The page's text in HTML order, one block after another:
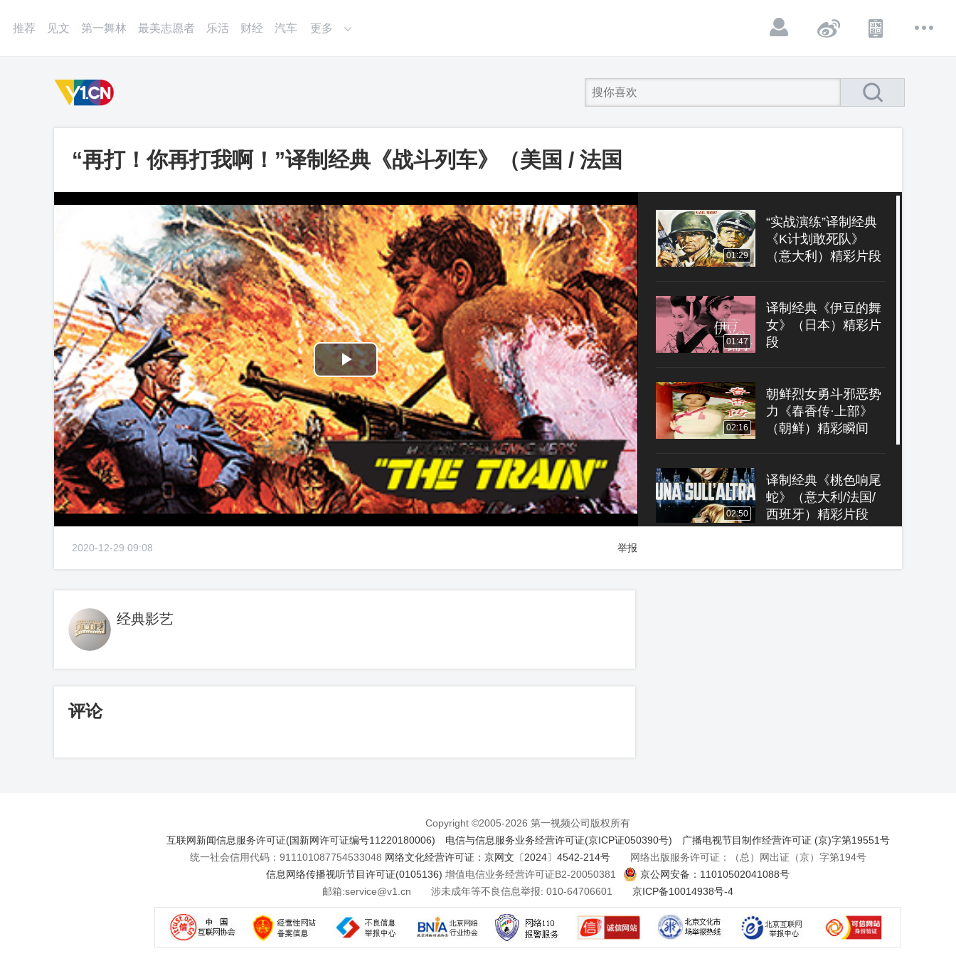
推荐 见文 第一舞林 最美志愿者 乐活 财经 汽车 更多
“再打！你再打我啊！”译制经典《战斗列车》（美国 / 法国
/ 意大利）精彩片段_第一视频
Play
Video
01:29
“实战演练”译制经典
《K计划敢死队》
（意大利）精彩片段
01:47
译制经典《伊豆的舞
女》（日本）精彩片
段
02:16
朝鲜烈女勇斗邪恶势
力《春香传·上部》
（朝鲜）精彩瞬间
02:50
译制经典《桃色响尾
蛇》（意大利/法国/
西班牙）精彩片段
“俾斯麦号一发入
2020-12-29 09:08 举报
经典影艺
评论
Copyright ©2005-2026 第一视频公司版权所有
互联网新闻信息服务许可证(国新网许可证编号11220180006)
电信与信息服务业务经营许可证(京ICP证050390号)
广播电视节目制作经营许可证 (京)字第19551号
统一社会信用代码：911101087754533048 网络文化经营许可证：京网文〔2024〕4542-214号网络出版服务许可证：（总）网出证（京）字第194号
信息网络传播视听节目许可证(0105136) 增值电信业务经营许可证B2-20050381
京公网安备：11010502041088号
邮箱:service@v1.cn 涉未成年等不良信息举报: 010-64706601 京ICP备10014938号-4